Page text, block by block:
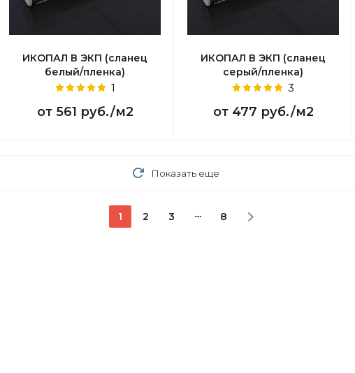
ИКОПАЛ В ЭКП (сланец
белый/пленка)
1
от 561 руб./м2
ИКОПАЛ В ЭКП (сланец
серый/пленка)
3
от 477 руб./м2
Показать еще
1 2 3 8